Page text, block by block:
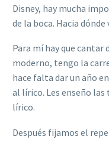
Disney, hay mucha
de la boca. Hacia
Para mí hay que cantar
moderno, tengo la
hace falta dar un año
al lírico. Les enseño las
lírico.
Después fijamos el